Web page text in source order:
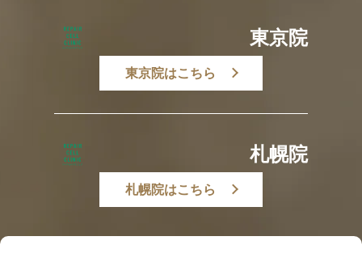
東京院
東京院はこちら
札幌院
札幌院はこちら